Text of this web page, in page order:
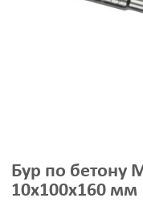
Бур по бетону
10x100x160 мм